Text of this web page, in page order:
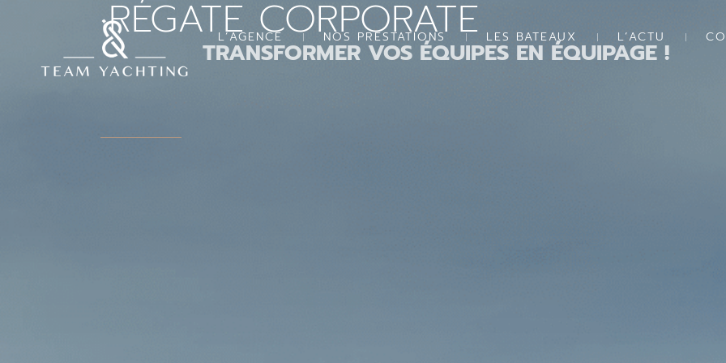
L’AGENCE NOS PRESTATIONS LES BATEAUX L’ACTU
RÉGATE CORPORATE
TRANSFORMER VOS ÉQUIPES EN ÉQUIPAGE !